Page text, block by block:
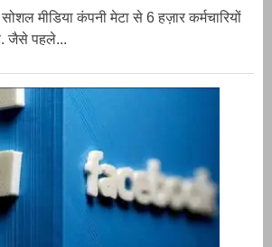
मीडिया कंपनी मेटा से 6 हज़ार कर्मचारियों
जैसे पहले...